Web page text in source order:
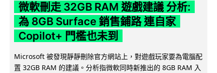
微軟刪走 32GB RAM 遊戲建議 分析:
為 8GB Surface 銷售鋪路 連自家
Copilot+ 門檻也未到
Microsoft 被發現靜靜刪除官方網站上，對遊戲玩家要為電腦配
置 32GB RAM 的建議。分析指微軟同時新推出的 8GB RAM 入